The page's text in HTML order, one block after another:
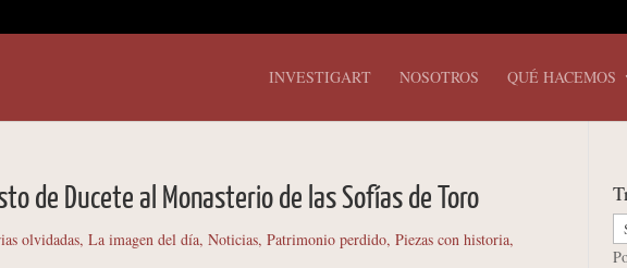
INVESTIGART NOSOTROS QUÉ HACEMOS
de Ducete al Monasterio de las Sofías de Toro
olvidadas,La imagen del día,Noticias,Patrimonio perdido,Piezas con historia,